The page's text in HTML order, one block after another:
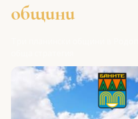
общини